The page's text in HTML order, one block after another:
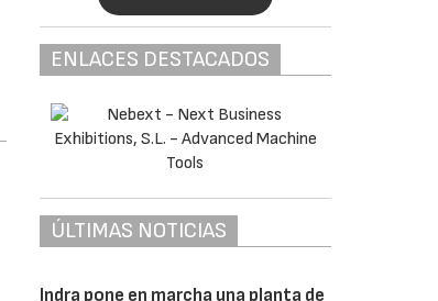
ENLACES DESTACADOS
ÚLTIMAS NOTICIAS
Indra pone en marcha una planta de